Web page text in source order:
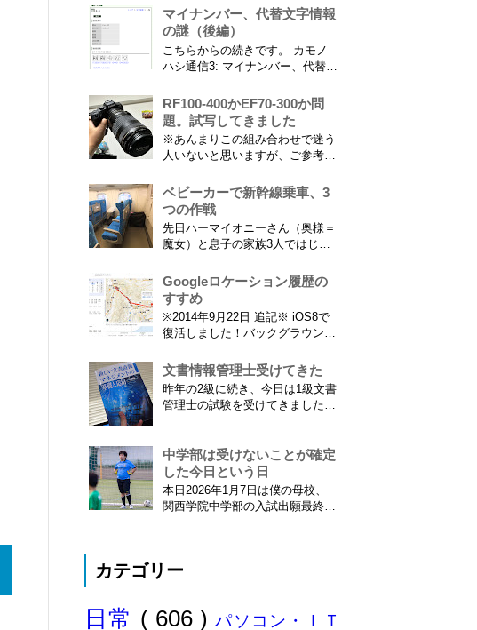
さからフィールド全体（少年用な
ので大人用の半分の大きさです）
を撮影できればカメラを放置して
の撮影ができますし、選手のポジ
ショニングを俯瞰で見てあとから
問題...
マイナンバー、代替文字情報
の謎（後編）
こちらからの続きです。 カモノ
ハシ通信3: マイナンバー、代替文
供の名前に使える漢字には制限が
あります。たまに使える漢字が増
えたり減ったりしてニュースにな
ってますよね。（2015年１月には
「巫」の字が人名漢字に追加され
RF100-400かEF70-300か問
題。試写してきました
※あんまりこの組み合わせで迷う
人いないと思いますが、ご参考に
とにご注意ください。 息子がサ
ッカーを始めたことで望遠レンズ
をつけての撮影機会がまた増えて
きました。使っているのは EF70-
300mm F4-5.6 IS USM というレ
ベビーカーで新幹線乗車、3
つの作戦
先日ハーマイオニーさん（奥様＝
魔女）と息子の家族3人ではじめ
た。息子はまだ8ヶ月なので基本
ヒザの上なのですが、問題はベビ
ーカーをどうするか。色々事前に
調べたことと、実際に乗ってわか
ったことをご報告いたします！ ※
ので...
Googleロケーション履歴の
すすめ
※2014年9月22日 追記※ iOS8で
復活しました！バックグラウンド
iPhone 6 Plusで確認しました。
カモノハシ通信3: Googleロケー
ション履歴がiOS8で復活！
※2013年11月8日 追記※ 残念な
文書情報管理士受けてきた
昨年の2級に続き、今日は1級文書
管理士の試験を受けてきました。
かしい…。 ※後日追記※ 無事合
格してました。しかも成績が上位
3名以内？とかで表彰してもらい
ました\( ˆoˆ )/ 文書の取り扱いや
中学部は受けないことが確定
した今日という日
本日2026年1月7日は僕の母校、
関西学院中学部の入試出願最終日
分の息子が12歳になったら母校中
その可能性がほぼなくなったこと
カテゴリー
日常 ( 606 )パソコン・ＩＴ